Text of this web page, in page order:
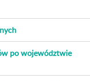
po województwie